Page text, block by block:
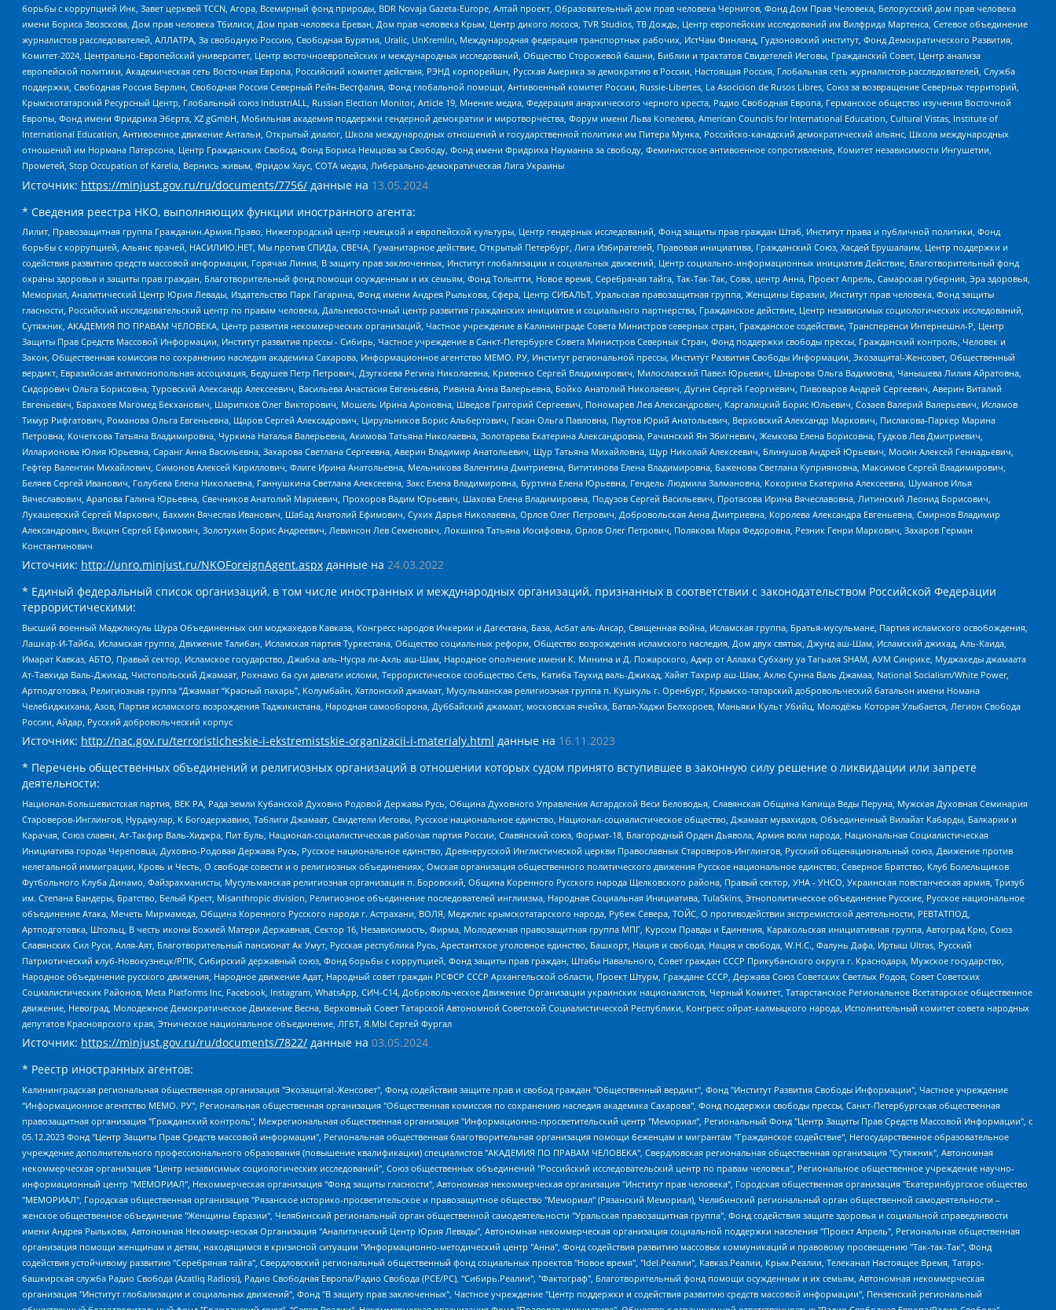
борьбы с коррупцией Инк, Завет церквей TCCN, Агора, Всемирный фонд природы, BDR Novaja Gazeta-Europe, Алтай проект, Образовательный дом прав человека Чернигов, Фонд Дом Прав Человека, Белорусский дом прав человека
имени Бориса Звозскова, Дом прав человека Тбилиси, Дом прав человека Ереван, Дом прав человека Крым, Центр дикого лосося, TVR Studios, ТВ Дождь, Центр европейских исследований им Вилфрида Мартенса, Сетевое объединение
журналистов расследователей, АЛЛАТРА, За свободную Россию, Свободная Бурятия, Uralic, UnKremlin, Международная федерация транспортных рабочих, ИстЧам Финланд, Гудзоновский институт, Фонд Демократического Развития,
Комитет-2024, Центрально-Европейский университет, Центр восточноевропейских и международных исследований, Общество Сторожевой башни, Библии и трактатов Свидетелей Иеговы, Гражданский Совет, Центр анализа
европейской политики, Академическая сеть Восточная Европа, Российский комитет действия, РЭНД корпорейшн, Русская Америка за демократию в России, Настоящая Россия, Глобальная сеть журналистов-расследователей, Служба
поддержки, Свободная Россия Берлин, Свободная Россия Северный Рейн-Вестфалия, Фонд глобальной помощи, Антивоенный комитет России, Russie-Libertes, La Asocicion de Rusos Libres, Союз за возвращение Северных территорий,
Крымскотатарский Ресурсный Центр, Глобальный союз IndustriALL, Russian Election Monitor, Article 19, Мнение медиа, Федерация анархического черного креста, Радио Свободная Европа, Германское общество изучения Восточной
Европы, Фонд имени Фридриха Эберта, XZ gGmbH, Мобильная академия поддержки гендерной демократии и миротворчества, Форум имени Льва Копелева, American Councils for International Education, Cultural Vistas, Institute of
International Education, Антивоенное движение Антальи, Открытый диалог, Школа международных отношений и государственной политики им Питера Мунка, Российско-канадский демократический альянс, Школа международных
отношений им Нормана Патерсона, Центр Гражданских Свобод, Фонд Бориса Немцова за Свободу, Фонд имени Фридриха Науманна за свободу, Феминистское антивоенное сопротивление, Комитет независимости Ингушетии,
Прометей, Stop Occupation of Karelia, Вернись живым, Фридом Хаус, СОТА медиа, Либерально-демократическая Лига Украины
Источник: https://minjust.gov.ru/ru/documents/7756/ данные на 13.05.2024
* Сведения реестра НКО, выполняющих функции иностранного агента:
Лилит, Правозащитная группа Гражданин.Армия.Право, Нижегородский центр немецкой и европейской культуры, Центр гендерных исследований, Фонд защиты прав граждан Штаб, Институт права и публичной политики, Фонд
борьбы с коррупцией, Альянс врачей, НАСИЛИЮ.НЕТ, Мы против СПИДа, СВЕЧА, Гуманитарное действие, Открытый Петербург, Лига Избирателей, Правовая инициатива, Гражданский Союз, Хасдей Ерушалаим, Центр поддержки и
содействия развитию средств массовой информации, Горячая Линия, В защиту прав заключенных, Институт глобализации и социальных движений, Центр социально-информационных инициатив Действие, Благотворительный фонд
охраны здоровья и защиты прав граждан, Благотворительный фонд помощи осужденным и их семьям, Фонд Тольятти, Новое время, Серебряная тайга, Так-Так-Так, Сова, центр Анна, Проект Апрель, Самарская губерния, Эра здоровья,
Мемориал, Аналитический Центр Юрия Левады, Издательство Парк Гагарина, Фонд имени Андрея Рылькова, Сфера, Центр СИБАЛЬТ, Уральская правозащитная группа, Женщины Евразии, Институт прав человека, Фонд защиты
гласности, Российский исследовательский центр по правам человека, Дальневосточный центр развития гражданских инициатив и социального партнерства, Гражданское действие, Центр независимых социологических исследований,
Сутяжник, АКАДЕМИЯ ПО ПРАВАМ ЧЕЛОВЕКА, Центр развития некоммерческих организаций, Частное учреждение в Калининграде Совета Министров северных стран, Гражданское содействие, Трансперенси Интернешнл-Р, Центр
Защиты Прав Средств Массовой Информации, Институт развития прессы - Сибирь, Частное учреждение в Санкт-Петербурге Совета Министров Северных Стран, Фонд поддержки свободы прессы, Гражданский контроль, Человек и
Закон, Общественная комиссия по сохранению наследия академика Сахарова, Информационное агентство МЕМО. РУ, Институт региональной прессы, Институт Развития Свободы Информации, Экозащита!-Женсовет, Общественный
вердикт, Евразийская антимонопольная ассоциация, Бедушев Петр Петрович, Дзугкоева Регина Николаевна, Кривенко Сергей Владимирович, Милославский Павел Юрьевич, Шнырова Ольга Вадимовна, Чанышева Лилия Айратовна,
Сидорович Ольга Борисовна, Туровский Александр Алексеевич, Васильева Анастасия Евгеньевна, Ривина Анна Валерьевна, Бойко Анатолий Николаевич, Дугин Сергей Георгиевич, Пивоваров Андрей Сергеевич, Аверин Виталий
Евгеньевич, Барахоев Магомед Бекханович, Шарипков Олег Викторович, Мошель Ирина Ароновна, Шведов Григорий Сергеевич, Пономарев Лев Александрович, Каргалицкий Борис Юльевич, Созаев Валерий Валерьевич, Исламов
Тимур Рифгатович, Романова Ольга Евгеньевна, Щаров Сергей Алексадрович, Цирульников Борис Альбертович, Гасан Ольга Павловна, Паутов Юрий Анатольевич, Верховский Александр Маркович, Пислакова-Паркер Марина
Петровна, Кочеткова Татьяна Владимировна, Чуркина Наталья Валерьевна, Акимова Татьяна Николаевна, Золотарева Екатерина Александровна, Рачинский Ян Збигневич, Жемкова Елена Борисовна, Гудков Лев Дмитриевич,
Илларионова Юлия Юрьевна, Саранг Анна Васильевна, Захарова Светлана Сергеевна, Аверин Владимир Анатольевич, Щур Татьяна Михайловна, Щур Николай Алексеевич, Блинушов Андрей Юрьевич, Мосин Алексей Геннадьевич,
Гефтер Валентин Михайлович, Симонов Алексей Кириллович, Флиге Ирина Анатольевна, Мельникова Валентина Дмитриевна, Вититинова Елена Владимировна, Баженова Светлана Куприяновна, Максимов Сергей Владимирович,
Беляев Сергей Иванович, Голубева Елена Николаевна, Ганнушкина Светлана Алексеевна, Закс Елена Владимировна, Буртина Елена Юрьевна, Гендель Людмила Залмановна, Кокорина Екатерина Алексеевна, Шуманов Илья
Вячеславович, Арапова Галина Юрьевна, Свечников Анатолий Мариевич, Прохоров Вадим Юрьевич, Шахова Елена Владимировна, Подузов Сергей Васильевич, Протасова Ирина Вячеславовна, Литинский Леонид Борисович,
Лукашевский Сергей Маркович, Бахмин Вячеслав Иванович, Шабад Анатолий Ефимович, Сухих Дарья Николаевна, Орлов Олег Петрович, Добровольская Анна Дмитриевна, Королева Александра Евгеньевна, Смирнов Владимир
Александрович, Вицин Сергей Ефимович, Золотухин Борис Андреевич, Левинсон Лев Семенович, Локшина Татьяна Иосифовна, Орлов Олег Петрович, Полякова Мара Федоровна, Резник Генри Маркович, Захаров Герман
Константинович
Источник: http://unro.minjust.ru/NKOForeignAgent.aspx данные на 24.03.2022
* Единый федеральный список организаций, в том числе иностранных и международных организаций, признанных в соответствии с законодательством Российской Федерации
террористическими:
Высший военный Маджлисуль Шура Объединенных сил моджахедов Кавказа, Конгресс народов Ичкерии и Дагестана, База, Асбат аль-Ансар, Священная война, Исламская группа, Братья-мусульмане, Партия исламского освобождения,
Лашкар-И-Тайба, Исламская группа, Движение Талибан, Исламская партия Туркестана, Общество социальных реформ, Общество возрождения исламского наследия, Дом двух святых, Джунд аш-Шам, Исламский джихад, Аль-Каида,
Имарат Кавказ, АБТО, Правый сектор, Исламское государство, Джабха аль-Нусра ли-Ахль аш-Шам, Народное ополчение имени К. Минина и Д. Пожарского, Аджр от Аллаха Субхану уа Тагьаля SHAM, АУМ Синрике, Муджахеды джамаата
Ат-Тавхида Валь-Джихад, Чистопольский Джамаат, Рохнамо ба суи давлати исломи, Террористическое сообщество Сеть, Катиба Таухид валь-Джихад, Хайят Тахрир аш-Шам, Ахлю Сунна Валь Джамаа, National Socialism/White Power,
Артподготовка, Религиозная группа “Джамаат “Красный пахарь”, Колумбайн, Хатлонский джамаат, Мусульманская религиозная группа п. Кушкуль г. Оренбург, Крымско-татарский добровольческий батальон имени Номана
Челебиджихана, Азов, Партия исламского возрождения Таджикистана, Народная самооборона, Дуббайский джамаат, московская ячейка, Батал-Хаджи Белхороев, Маньяки Культ Убийц, Молодёжь Которая Улыбается, Легион Свобода
России, Айдар, Русский добровольческий корпус
Источник: http://nac.gov.ru/terroristicheskie-i-ekstremistskie-organizacii-i-materialy.html данные на 16.11.2023
* Перечень общественных объединений и религиозных организаций в отношении которых судом принято вступившее в законную силу решение о ликвидации или запрете
деятельности:
Национал-большевистская партия, ВЕК РА, Рада земли Кубанской Духовно Родовой Державы Русь, Община Духовного Управления Асгардской Веси Беловодья, Славянская Община Капища Веды Перуна, Мужская Духовная Семинария
Староверов-Инглингов, Нурджулар, К Богодержавию, Таблиги Джамаат, Свидетели Иеговы, Русское национальное единство, Национал-социалистическое общество, Джамаат мувахидов, Объединенный Вилайат Кабарды, Балкарии и
Карачая, Союз славян, Ат-Такфир Валь-Хиджра, Пит Буль, Национал-социалистическая рабочая партия России, Славянский союз, Формат-18, Благородный Орден Дьявола, Армия воли народа, Национальная Социалистическая
Инициатива города Череповца, Духовно-Родовая Держава Русь, Русское национальное единство, Древнерусской Инглистической церкви Православных Староверов-Инглингов, Русский общенациональный союз, Движение против
нелегальной иммиграции, Кровь и Честь, О свободе совести и о религиозных объединениях, Омская организация общественного политического движения Русское национальное единство, Северное Братство, Клуб Болельщиков
Футбольного Клуба Динамо, Файзрахманисты, Мусульманская религиозная организация п. Боровский, Община Коренного Русского народа Щелковского района, Правый сектор, УНА - УНСО, Украинская повстанческая армия, Тризуб
им. Степана Бандеры, Братство, Белый Крест, Misanthropic division, Религиозное объединение последователей инглиизма, Народная Социальная Инициатива, TulaSkins, Этнополитическое объединение Русские, Русское национальное
объединение Атака, Мечеть Мирмамеда, Община Коренного Русского народа г. Астрахани, ВОЛЯ, Меджлис крымскотатарского народа, Рубеж Севера, ТОЙС, О противодействии экстремистской деятельности, РЕВТАТПОД,
Артподготовка, Штольц, В честь иконы Божией Матери Державная, Сектор 16, Независимость, Фирма, Молодежная правозащитная группа МПГ, Курсом Правды и Единения, Каракольская инициативная группа, Автоград Крю, Союз
Славянских Сил Руси, Алля-Аят, Благотворительный пансионат Ак Умут, Русская республика Русь, Арестантское уголовное единство, Башкорт, Нация и свобода, Нация и свобода, W.H.С., Фалунь Дафа, Иртыш Ultras, Русский
Патриотический клуб-Новокузнецк/РПК, Сибирский державный союз, Фонд борьбы с коррупцией, Фонд защиты прав граждан, Штабы Навального, Совет граждан СССР Прикубанского округа г. Краснодара, Мужское государство,
Народное объединение русского движения, Народное движение Адат, Народный совет граждан РСФСР СССР Архангельской области, Проект Штурм, Граждане СССР, Держава Союз Советских Светлых Родов, Совет Советских
Социалистических Районов, Meta Platforms Inc, Facebook, Instagram, WhatsApp, СИЧ-С14, Добровольческое Движение Организации украинских националистов, Черный Комитет, Татарстанское Региональное Всетатарское общественное
движение, Невоград, Молодежное Демократическое Движение Весна, Верховный Совет Татарской Автономной Советской Социалистической Республики, Конгресс ойрат-калмыцкого народа, Исполнительный комитет совета народных
депутатов Красноярского края, Этническое национальное объединение, ЛГБТ, Я.МЫ Сергей Фургал
Источник: https://minjust.gov.ru/ru/documents/7822/ данные на 03.05.2024
* Реестр иностранных агентов:
Калининградская региональная общественная организация "Экозащита!-Женсовет", Фонд содействия защите прав и свобод граждан "Общественный вердикт", Фонд "Институт Развития Свободы Информации", Частное учреждение "Информационное агентство МЕМО. РУ", Региональная общественная организация "Общественная комиссия по сохранению наследия академика Сахарова", Фонд поддержки свободы прессы, Санкт-Петербургская общественная правозащитная организация "Гражданский контроль", Межрегиональная общественная организация "Информационно-просветительский центр "Мемориал", Региональный Фонд "Центр Защиты Прав Средств Массовой Информации", с 05.12.2023 Фонд "Центр Защиты Прав Средств массовой информации", Региональная общественная благотворительная организация помощи беженцам и мигрантам "Гражданское содействие", Негосударственное образовательное учреждение дополнительного профессионального образования (повышение квалификации) специалистов "АКАДЕМИЯ ПО ПРАВАМ ЧЕЛОВЕКА", Свердловская региональная общественная организация "Сутяжник", Автономная некоммерческая организация "Центр независимых социологических исследований", Союз общественных объединений "Российский исследовательский центр по правам человека", Региональное общественное учреждение научно-информационный центр "МЕМОРИАЛ", Некоммерческая организация "Фонд защиты гласности", Автономная некоммерческая организация "Институт прав человека", Городская общественная организация "Екатеринбургское общество "МЕМОРИАЛ", Городская общественная организация "Рязанское историко-просветительское и правозащитное общество "Мемориал" (Рязанский Мемориал), Челябинский региональный орган общественной самодеятельности – женское общественное объединение "Женщины Евразии", Челябинский региональный орган общественной самодеятельности "Уральская правозащитная группа", Фонд содействия защите здоровья и социальной справедливости имени Андрея Рылькова, Автономная Некоммерческая Организация "Аналитический Центр Юрия Левады", Автономная некоммерческая организация социальной поддержки населения "Проект Апрель", Региональная общественная организация помощи женщинам и детям, находящимся в кризисной ситуации "Информационно-методический центр "Анна", Фонд содействия развитию массовых коммуникаций и правовому просвещению "Так-так-Так", Фонд содействия устойчивому развитию "Серебряная тайга", Свердловский региональный общественный фонд социальных проектов "Новое время", "Idel.Реалии", Кавказ.Реалии, Крым.Реалии, Телеканал Настоящее Время, Татаро-башкирская служба Радио Свобода (Azatliq Radiosi), Радио Свободная Европа/Радио Свобода (PCE/PC), "Сибирь.Реалии", "Фактограф", Благотворительный фонд помощи осужденным и их семьям, Автономная некоммерческая организация "Институт глобализации и социальных движений", Фонд "В защиту прав заключенных", Частное учреждение "Центр поддержки и содействия развитию средств массовой информации", Пензенский региональный общественный благотворительный фонд "Гражданский союз", "Север.Реалии", Некоммерческая организация Фонд "Правовая инициатива", Общество с ограниченной ответственностью "Радио Свободная Европа/Радио Свобода", Чешское информационное агентство "MEDIUM-ORIENT", Красноярская региональная общественная организация "Мы против СПИДа", Камалягин Денис Николаевич, Маркелов Сергей Евгеньевич, Пономарев Лев Александрович, Савицкая Людмила Алексеевна, Автономная некоммерческая организация "Центр по работе с проблемой насилия "НАСИЛИЮ.НЕТ", Межрегиональный профессиональный союз работников здравоохранения "Альянс врачей", Юридическое лицо, зарегистрированное в Латвийской Республике, SIA "Medusa Project" (регистрационный номер 40103797863, дата регистрации 10.06.2014), Некоммерческая организация "Фонд по борьбе с коррупцией", Автономная некоммерческая организация "Институт права и публичной политики", Баданин Роман Сергеевич, Гликин Максим Александрович, Железнова Мария Михайловна, Лукьянова Юлия Сергеевна, Маетная Елизавета Витальевна, Маняхин Петр Борисович, Чуракова Ольга Владимировна, Ярош Юлия Петровна, Юридическое лицо "The Insider SIA", зарегистрированное в Риге, Латвийская Республика (дата регистрации 26.06.2015), являющееся администратором доменного имени интернет-издания "The Insider SIA", https://theins.ru, Постернак Алексей Евгеньевич, Рубин Михаил Аркадьевич, Анин Роман Александрович, Юридическое лицо Istories fonds, зарегистрированное в Латвийской Республике (регистрационный номер 50008295751, дата регистрации 24.02.2020), Великовский Дмитрий Александрович, Долинина Ирина Николаевна, Мароховская Алеся Алексеевна, Шлейнов Роман Юрьевич, Шмагун Олеся Валентиновна, Общество с ограниченной ответственностью "Альтаир 2021", Общество с ограниченной ответственностью "Вега 2021", Общество с ограниченной ответственностью "Главный редактор 2021", Общество с ограниченной ответственностью "Ромашки монолит", Важенков Артем Валерьевич, Ивановская областная общественная организация "Центр гендерных исследований", Гурман Юрий Альбертович, Медиапроект "ОВД-Инфо", Егоров Владимир Владимирович, Жилинский Владимир Александрович, Общество с ограниченной ответственностью "ЗП", Иванова София Юрьевна, Карезина Инна Павловна, Кильтау Екатерина Викторовна, Петров Алексей Викторович, Пискунов Сергей Евгеньевич, Смирнов Сергей Сергеевич, Тихонов Михаил Сергеевич, Общество с ограниченной ответственностью "ЖУРНАЛИСТ-ИНОСТРАННЫЙ АГЕНТ", Арапова Галина Юрьевна, Вольтская Татьяна Анатольевна, Американская компания "Mason G.E.S. Anonymous Foundation" (США), являющаяся владельцем интернет-издания https://mnews.world/, Компания "Stichting Bellingcat", зарегистрированная в Нидерландах (дата регистрации 11.07.2018), Захаров Андрей Вячеславович, Клепиковская Екатерина Дмитриевна, Общество с ограниченной ответственностью "МЕМО", Перл Роман Александрович, Симонов Евгений Алексеевич, Соловьева Елена Анатольевна, Сотников Даниил Владимирович, Сурначева Елизавета Дмитриевна, Автономная некоммерческая организация по защите прав человека и информированию населения "Якутия – Наше Мнение", Общество с ограниченной ответственностью "Москоу диджитал медиа", с 26.01.2023 Общество с ограниченной ответственностью "Чайка Белые сады", Ветошкина Валерия Валерьевна, Заговора Максим Александрович, Межрегиональное общественное движение "Российская ЛГБТ - сеть", Оленичев Максим Владимирович, Павлов Иван Юрьевич, Скворцова Елена Сергеевна, Общество с ограниченной ответственностью "Как бы инагент", Кочетков Игорь Викторович, Общество с ограниченной ответственностью "Честные выборы", Еланчик Олег Александрович, Общество с ограниченной ответственностью "Нобелевский призыв", Гималова Регина Эмилевна, Григорьев Андрей Валерьевич, Григорьева Алина Александровна, Ассоциация по содействию защите прав призывников, альтернативнослужащих и военнослужащих "Правозащитная группа "Гражданин.Армия.Право", Хисамова Регина Фаритовна, Автономная некоммерческая организация по реализации социально-правовых программ "Лилит", Дальневосточное общественное движение "Маяк", Санкт-Петербургская ЛГБТ-инициативная группа "Выход", Инициативная группа ЛГБТ+ "Реверс", Алексеев Андрей Викторович, Бекбулатова Таисия Львовна, Беляев Иван Михайлович, Владыкина Елена Сергеевна, Гельман Марат Александрович, Никульшина Вероника Юрьевна, Толоконникова Надежда Андреевна, Шендерович Виктор Анатольевич, Общество с ограниченной ответственностью "Данное сообщение", Общество с ограниченной ответственностью Издательский дом "Новая глава", Айнбиндер Александра Александровна, Московский комьюнити-центр для ЛГБТ+инициатив, Благотворительный фонд развития филантропии, Deutsche Welle (Германия, Kurt-Schumacher-Strasse 3, 53113 Bonn), Борзунова Мария Михайловна, Воробьев Виктор Викторович, Голубева Анна Львовна, Константинова Алла Михайловна, Малкова Ирина Владимировна, Мурадов Мурад Абдулгалимович, Осетинская Елизавета Николаевна, Понасенков Евгений Николаевич, Ганапольский Матвей Юрьевич, Киселев Евгений Алексеевич, Борухович Ирина Григорьевна, Дремин Иван Тимофеевич, Дубровский Дмитрий Викторович, Красноярская региональная общественная организация поддержки и развития альтернативных образовательных технологий и межкультурных коммуникаций "ИНТЕРРА", Маяковская Екатерина Алексеевна, Фейгин Марк Захарович, Филимонов Андрей Викторович, Дзугкоева Регина Николаевна, Доброхотов Роман Александрович, Дудь Юрий Александрович, Елкин Сергей Владимирович, Кругликов Кирилл Игоревич, Сабунаева Мария Леонидовна, Семенов Алексей Владимирович, Шаинян Карен Багратович, Шульман Екатерина Михайловна, Асафьев Артур Валерьевич, Вахштайн Виктор Семенович, Венедиктов Алексей Алексеевич, Лушникова Екатерина Евгеньевна, Волков Леонид Михайлович, Невзоров Александр Глебович, Пархоменко Сергей Борисович, Сироткин Ярослав Николаевич, Кара-Мурза Владимир Владимирович, Баранова Наталья Владимировна, Гозман Леонид Яковлевич, Кагарлицкий Борис Юльевич, Климарев Михаил Валерьевич, Милов Владимир Станиславович, Автономная некоммерческая организация Краснодарский центр современного искусства "Типография", Моргенштерн Алишер Тагирович, Соболь Любовь Эдуардовна, Общество с ограниченной ответственностью "ЛИЗА НОРМ", Каспаров Гарри Кимович, Ходорковский Михаил Борисович, Общество с ограниченной ответственностью "Апрельские тезисы", Данилович Ирина Брониславовна, Кашин Олег Владимирович, Петров Николай Владимирович, Пивоваров Алексей Владимирович, Соколов Михаил Владимирович, Цветкова Юлия Владимировна, Чичваркин Евгений Александрович, Комитет против пыток/Команда против пыток, Общество с ограниченной ответственностью "Первый научный", Общество с ограниченной ответственностью "Вертолет и ко", Белоцерковская Вероника Борисовна, Кац Максим Евгеньевич, Лазарева Татьяна Юрьевна, Шаведдинов Руслан Табризович, Яшин Илья Валерьевич, Общество с ограниченной ответственностью "Иноагент ААВ", Алешковский Дмитрий Петрович, Альбац Евгения Марковна, Быков Дмитрий Львович, Галямина Юлия Евгеньевна, Лойко Сергей Леонидович, Мартынов Кирилл Константинович, Медведев Сергей Александрович, Крашенинников Федор Геннадиевич, Гордеева Катерина Вл